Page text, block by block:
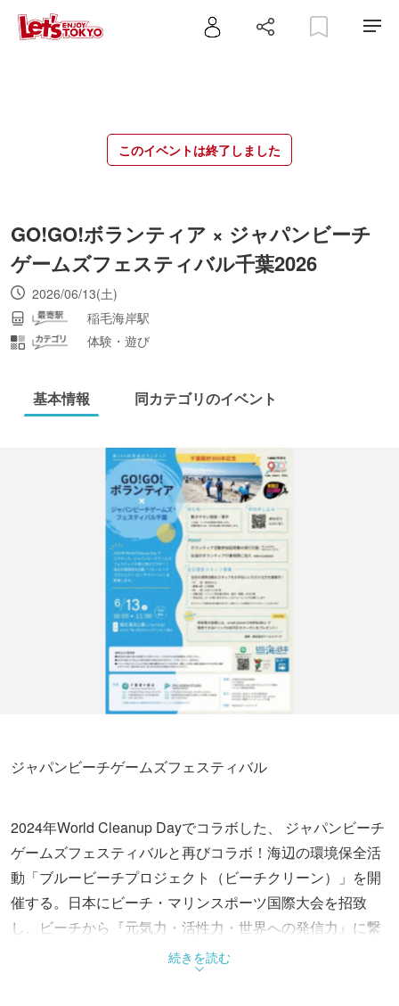
このイベントは終了しました
GO!GO!ボランティア × ジャパンビーチ
ゲームズフェスティバル千葉2026
2026/06/13(土)
稲毛海岸駅
体験・遊び
基本情報 同カテゴリのイベント
ジャパンビーチゲームズフェスティバル
2024年World Cleanup Dayでコラボした、 ジャパンビーチ
ゲームズフェスティバルと再びコラボ！海辺の環境保全活
動「ブルービーチプロジェクト（ビーチクリーン）」を開
催する。日本にビーチ・マリンスポーツ国際大会を招致
し、ビーチから『元気力・活性力・世界への発信力』に繋
げようとするビーチスポーツ（17種類以上）の祭典を、ビ
ーチクリーンというカタチでサポートする。
続きを読む